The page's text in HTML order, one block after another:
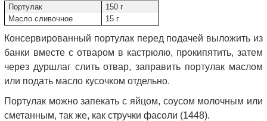
Портулак
150 г
Масло сливочное
15 г
Консервированный портулак перед подачей выложить из
банки вместе с отваром в кастрюлю, прокипятить, затем
через дуршлаг слить отвар, заправить портулак маслом
или подать масло кусочком отдельно.
Портулак можно запекать с яйцом, соусом молочным или
сметанным, так же, как стручки фасоли (1448).